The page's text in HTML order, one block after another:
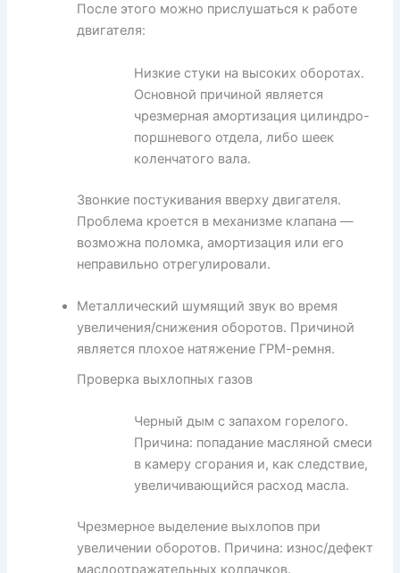
После этого можно прислушаться к работе
двигателя:
Низкие стуки на высоких оборотах.
Основной причиной является
чрезмерная амортизация цилиндро-
поршневого отдела, либо шеек
коленчатого вала.
Звонкие постукивания вверху двигателя.
Проблема кроется в механизме клапана —
возможна поломка, амортизация или его
неправильно отрегулировали.
Металлический шумящий звук во время
увеличения/снижения оборотов. Причиной
является плохое натяжение ГРМ-ремня.
Проверка выхлопных газов
Черный дым с запахом горелого.
Причина: попадание масляной смеси
в камеру сгорания и, как следствие,
увеличивающийся расход масла.
Чрезмерное выделение выхлопов при
увеличении оборотов. Причина: износ/дефект
маслоотражательных колпачков.